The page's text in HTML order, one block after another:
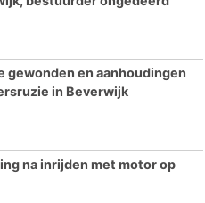
gewonden en aanhoudingen
in Beverwijk
na inrijden met motor op